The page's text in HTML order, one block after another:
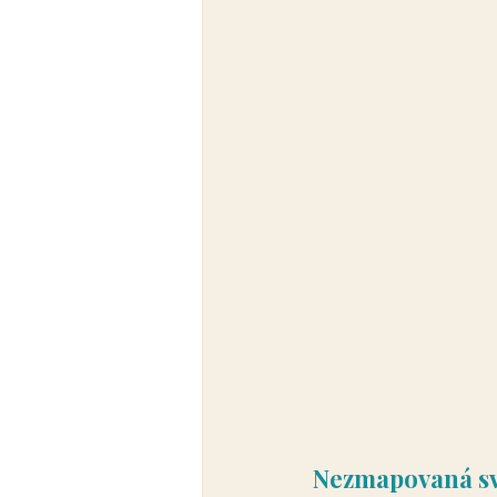
Nezmapovaná